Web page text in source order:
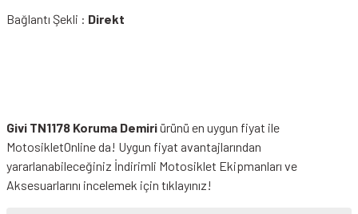
Bağlantı Şekli : Direkt
Givi TN1178 Koruma Demiriürünü en uygun fiyat ile
MotosikletOnline da! Uygun fiyat avantajlarından
yararlanabileceğiniz İndirimli Motosiklet Ekipmanları ve
Aksesuarlarını incelemek için tıklayınız!